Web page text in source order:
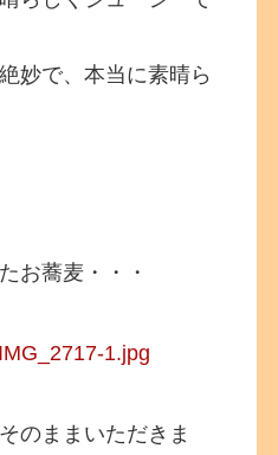
妙で、本当に素晴ら
お蕎麦・・・
のままいただきま